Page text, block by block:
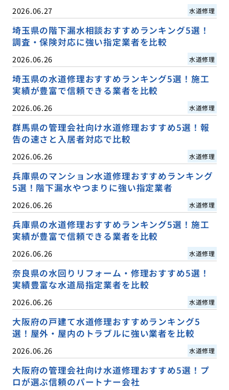
2026.06.27 水道修理
埼玉県の階下漏水相談おすすめランキング5選！
調査・保険対応に強い指定業者を比較
2026.06.26 水道修理
埼玉県の水道修理おすすめランキング5選！施工
実績が豊富で信頼できる業者を比較
2026.06.26 水道修理
群馬県の管理会社向け水道修理おすすめ5選！報
告の速さと入居者対応で比較
2026.06.26 水道修理
兵庫県のマンション水道修理おすすめランキング
5選！階下漏水やつまりに強い指定業者
2026.06.26 水道修理
兵庫県の水道修理おすすめランキング5選！施工
実績が豊富で信頼できる業者を比較
2026.06.26 水道修理
奈良県の水回りリフォーム・修理おすすめ5選！
実績豊富な水道局指定業者を比較
2026.06.26 水道修理
大阪府の戸建て水道修理おすすめランキング5
選！屋外・屋内のトラブルに強い業者を比較
2026.06.26 水道修理
大阪府の管理会社向け水道修理おすすめ5選！プ
ロが選ぶ信頼のパートナー会社